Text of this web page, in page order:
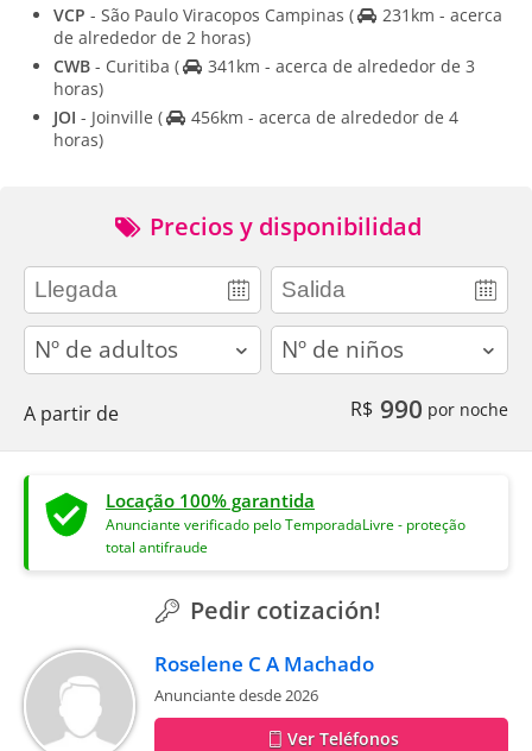
VCP - São Paulo Viracopos Campinas (
231km - acerca
de alrededor de 2 horas)
CWB - Curitiba (
341km - acerca de alrededor de 3
horas)
JOI - Joinville (
456km - acerca de alrededor de 4
horas)
Precios y disponibilidad
adults children
A partir de R$ 990 por noche
Locação 100% garantida
Anunciante verificado pelo TemporadaLivre - proteção
total antifraude
Pedir cotización!
Roselene C A Machado
Anunciante desde 2026
Ver Teléfonos